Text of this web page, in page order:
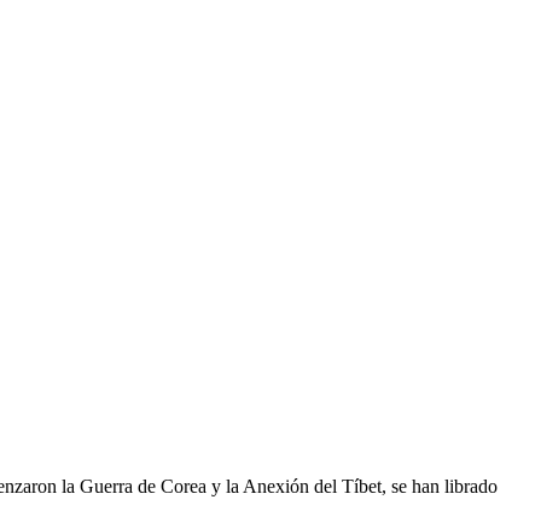
la Guerra de Corea y la Anexión del Tíbet, se han librado